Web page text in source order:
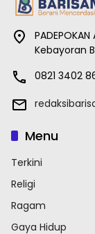
Kebayoran
0821 3402
Menu
Terkini
Religi
Ragam
Gaya Hidup